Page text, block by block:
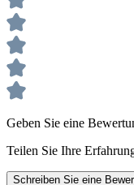
Geben Sie eine
Teilen Sie Ihre
Schreiben Sie eine